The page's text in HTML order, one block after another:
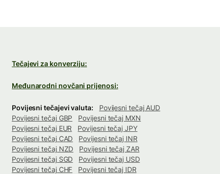
Tečajevi za konverziju:
Međunarodni novčani prijenosi:
Povijesni tečajevi valuta:
Povijesni tečaj AUD
Povijesni tečaj GBP
Povijesni tečaj MXN
Povijesni tečaj EUR
Povijesni tečaj JPY
Povijesni tečaj CAD
Povijesni tečaj INR
Povijesni tečaj NZD
Povijesni tečaj ZAR
Povijesni tečaj SGD
Povijesni tečaj USD
Povijesni tečaj CHF
Povijesni tečaj IDR